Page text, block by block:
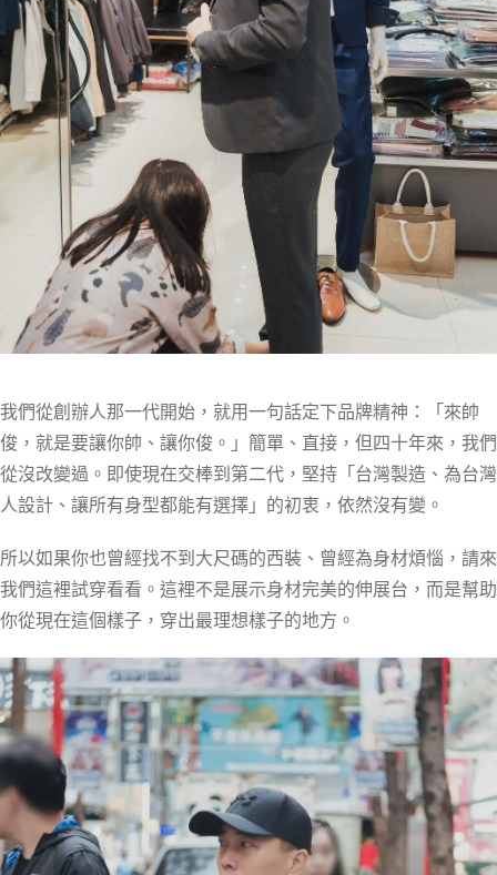
我們從創辦人那一代開始，就用一句話定下品牌精神：「來帥
俊，就是要讓你帥、讓你俊。」簡單、直接，但四十年來，我們
從沒改變過。即使現在交棒到第二代，堅持「台灣製造、為台灣
人設計、讓所有身型都能有選擇」的初衷，依然沒有變。
所以如果你也曾經找不到大尺碼的西裝、曾經為身材煩惱，請來
我們這裡試穿看看。這裡不是展示身材完美的伸展台，而是幫助
你從現在這個樣子，穿出最理想樣子的地方。